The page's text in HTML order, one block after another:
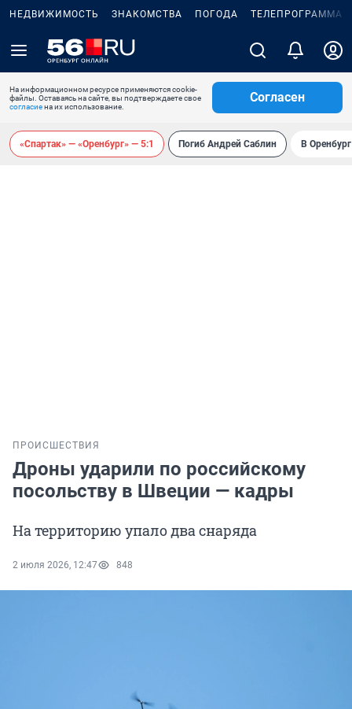
НЕДВИЖИМОСТЬ ЗНАКОМСТВА ПОГОДА ТЕЛЕПРОГРАММА
На информационном ресурсе применяются cookie-
файлы. Оставаясь на сайте, вы подтверждаете свое
согласиена их использование.
Согласен
«Спартак» — «Оренбург» — 5:1 Погиб Андрей Саблин В
ПРОИСШЕСТВИЯ
Дроны ударили по российскому
посольству в Швеции — кадры
На территорию упало два снаряда
2 июля 2026, 12:47 848